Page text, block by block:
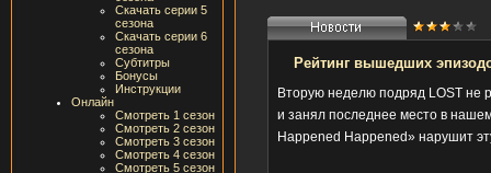
Скачать серии 5
сезона
Скачать серии 6
сезона
Субтитры
Бонусы
Инструкции
Онлайн
Смотреть 1 сезон
Смотреть 2 сезон
Смотреть 3 сезон
Смотреть 4 сезон
Смотреть 5 сезон
Рейтинг вышедших
Вторую неделю подряд LOST не
и занял последнее место в
Happened Happened» нарушит